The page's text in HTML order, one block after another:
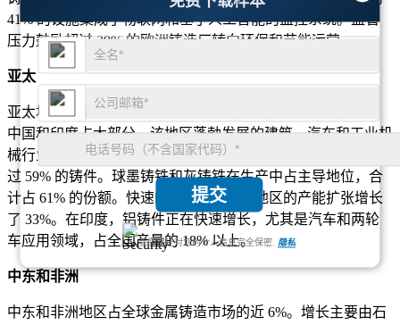
提交
我们保证对您的个人信息完全保密. 隐私
41% 的设施集成了物联网和基于人工智能的监控系统。监管
压力鼓励超过 39% 的欧洲铸造厂转向环保和节能运营。
亚太
亚太地区在金属铸造市场中占有最大份额，约占 52%，其中
中国和印度占大部分。该地区蓬勃发展的建筑、汽车和工业机
械行业推动了对铁和铝铸件的需求。仅中国就生产了该地区超
过 59% 的铸件。球墨铸铁和灰铸铁在生产中占主导地位，合
计占 61% 的份额。快速的工业化使整个地区的产能扩张增长
了 33%。在印度，铝铸件正在快速增长，尤其是汽车和两轮
车应用领域，占全国产量的 18% 以上。
中东和非洲
中东和非洲地区占全球金属铸造市场的近 6%。增长主要由石